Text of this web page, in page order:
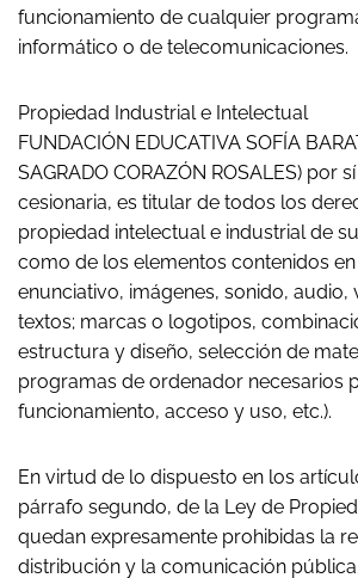
funcionamiento de cualquier
informático o de telecomunicaciones.
Propiedad Industrial e Intelectual
FUNDACIÓN EDUCATIVA SOFÍA
SAGRADO CORAZÓN ROSALES) por
cesionaria, es titular de todos los
propiedad intelectual e industrial de
como de los elementos contenidos
enunciativo, imágenes, sonido, audio,
textos; marcas o logotipos,
estructura y diseño, selección de
programas de ordenador necesarios
funcionamiento, acceso y uso, etc.).
En virtud de lo dispuesto en los
párrafo segundo, de la Ley de
quedan expresamente prohibidas la
distribución y la comunicación